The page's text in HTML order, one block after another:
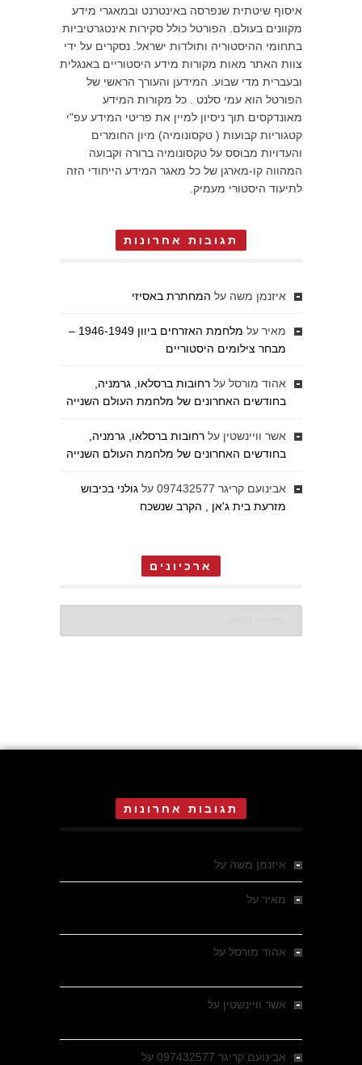
איסוף שיטתית שנפרסה באינטרנט ובמאגרי מידע
מקוונים בעולם. הפורטל כולל סקירות אינטגרטיביות
בתחומי ההיסטוריה ותולדות ישראל. נסקרים על ידי
צוות האתר מאות מקורות מידע היסטוריים באנגלית
ובעברית מדי שבוע. המידען והעורך הראשי של
הפורטל הוא עמי סלנט . כל מקורות המידע
מאונדקסים תוך ניסיון למיין את פריטי המידע עפ"י
קטגוריות קבועות ( טקסונומיה) מיון החומרים
והעדויות מבוסס על טקסונומיה ברורה וקבועה
המהווה קו-מארגן של כל מאגר המידע הייחודי הזה
לתיעוד היסטורי מעמיק.
תגובות אחרונות
איזנמן משה על המחתרת באסיזי
מאיר על
מלחמת האזרחים ביוון 1946-1949 –
מבחר צילומים היסטוריים
אהוד מורסל על רחובות ברסלאו, גרמניה,
בחודשים האחרונים של מלחמת העולם השנייה
אשר וויינשטין על רחובות ברסלאו, גרמניה,
בחודשים האחרונים של מלחמת העולם השנייה
אבינועם קריגר 097432577 על גולני בכיבוש
מזרעת בית ג'אן , הקרב שנשכח
ארכיונים
תגובות אחרונות
איזנמן משה על
מאיר על
אהוד מורסל על
אשר וויינשטין על
אבינועם קריגר 097432577 על